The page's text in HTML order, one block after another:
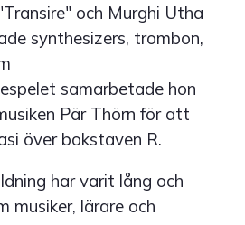
och Murghi Utha
synthesizers, trombon,
samarbetade hon
Pär Thörn för att
över bokstaven R.
har varit lång och
musiker, lärare och